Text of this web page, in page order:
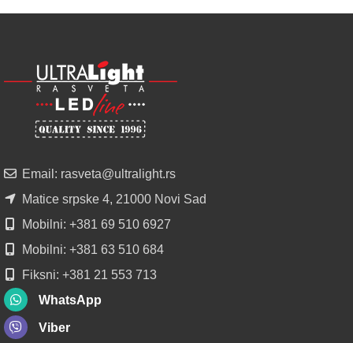
LED
PROFILI
TRIMLESS
DIFUZOROM
POGLEDAJ
Email: rasveta@ultralight.rs
Matice srpske 4, 21000 Novi Sad
Mobilni: +381 69 510 6927
Mobilni: +381 63 510 684
Fiksni: +381 21 553 713
WhatsApp
Viber